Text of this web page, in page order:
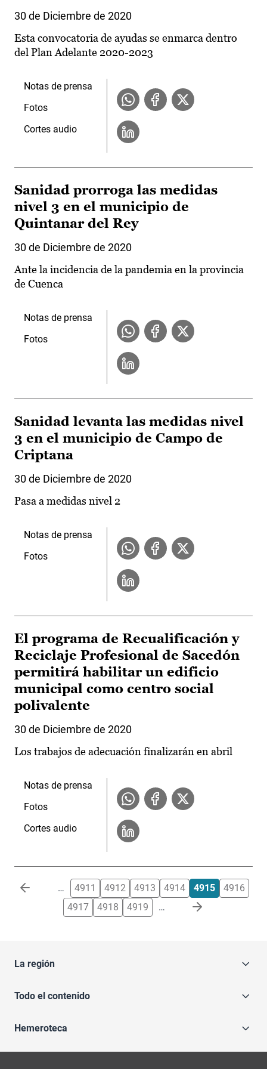
30 de Diciembre de 2020
Esta convocatoria de ayudas se enmarca dentro
del Plan Adelante 2020-2023
Notas de prensa
Fotos
Cortes audio
Sanidad prorroga las medidas
nivel 3 en el municipio de
Quintanar del Rey
30 de Diciembre de 2020
Ante la incidencia de la pandemia en la provincia
de Cuenca
Notas de prensa
Fotos
Sanidad levanta las medidas nivel
3 en el municipio de Campo de
Criptana
30 de Diciembre de 2020
Pasa a medidas nivel 2
Notas de prensa
Fotos
El programa de Recualificación y
Reciclaje Profesional de Sacedón
permitirá habilitar un edificio
municipal como centro social
polivalente
30 de Diciembre de 2020
Los trabajos de adecuación finalizarán en abril
Notas de prensa
Fotos
Cortes audio
Paginación … 4911 4912 4913 4914 4915
4916
4917
4918 4919 …
La región
Todo el contenido
Hemeroteca